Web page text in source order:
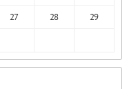
27 28
29